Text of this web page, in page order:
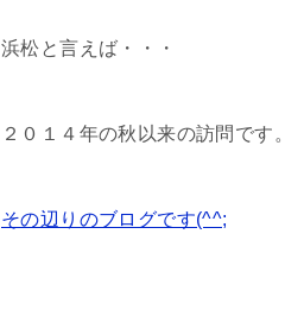
浜松と言えば・・・
２０１４年の秋以来の訪問です。
その辺りのブログです(^^;